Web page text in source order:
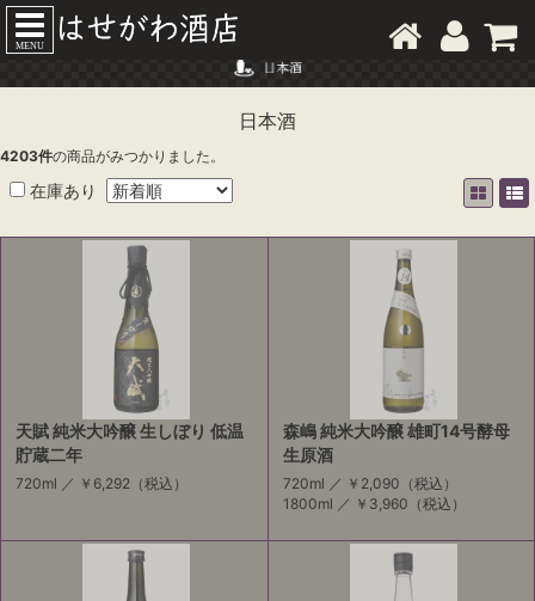
MENU
日本酒
4203件の商品がみつかりました。
在庫あり
天賦 純米大吟醸 生しぼり 低温
貯蔵二年
720ml ／ ￥6,292 （税込）
森嶋 純米大吟醸 雄町14号酵母
生原酒
720ml ／ ￥2,090 （税込）
1800ml ／ ￥3,960 （税込）